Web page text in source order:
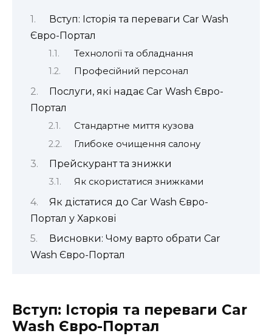
Вступ: Історія та переваги Car Wash
Євро-Портал
Технології та обладнання
Професійний персонал
Послуги, які надає Car Wash Євро-
Портал
Стандартне миття кузова
Глибоке очищення салону
Прейскурант та знижки
Як скористатися знижками
Як дістатися до Car Wash Євро-
Портал у Харкові
Висновки: Чому варто обрати Car
Wash Євро-Портал
Вступ: Історія та переваги Car
Wash Євро-Портал